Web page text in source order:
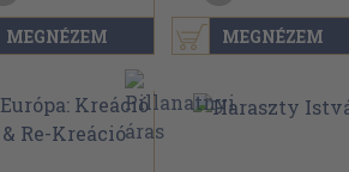
MEGNÉZEM MEGNÉZEM